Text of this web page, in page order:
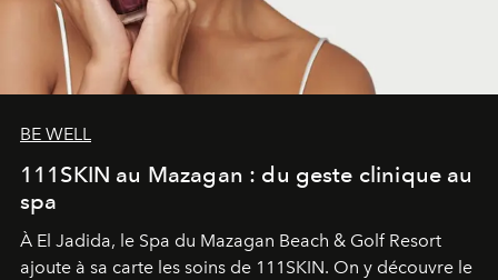
BE WELL
111SKIN au Mazagan : du geste clinique au
spa
À El Jadida, le Spa du Mazagan Beach & Golf Resort
ajoute à sa carte les soins de 111SKIN. On y découvre le